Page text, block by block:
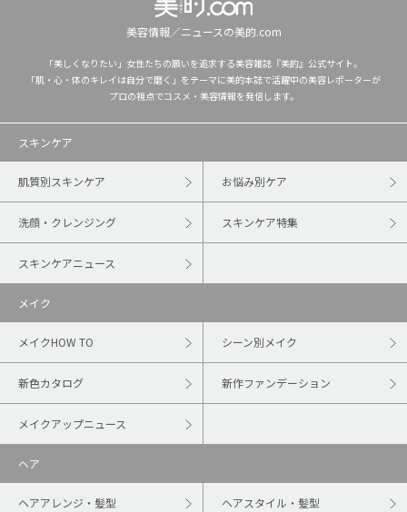
美容情報／ニュースの美的.com
「美しくなりたい」女性たちの願いを追求する美容雑誌『美的』公式サイト。
「肌・心・体のキレイは自分で磨く」をテーマに美的本誌で活躍中の美容レポーターが
プロの視点でコスメ・美容情報を発信します。
スキンケア
肌質別スキンケア お悩み別ケア
洗顔・クレンジング スキンケア特集
スキンケアニュース
メイク
メイクHOW TO シーン別メイク
新色カタログ 新作ファンデーション
メイクアップニュース
ヘア
ヘアアレンジ・髪型 ヘアスタイル・髪型